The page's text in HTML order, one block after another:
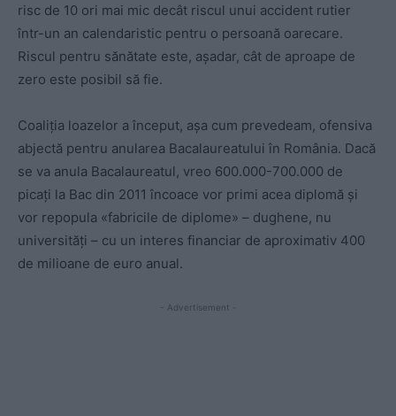
risc de 10 ori mai mic decât riscul unui accident rutier
într-un an calendaristic pentru o persoană oarecare.
Riscul pentru sănătate este, așadar, cât de aproape de
zero este posibil să fie.
Coaliția loazelor a început, așa cum prevedeam, ofensiva
abjectă pentru anularea Bacalaureatului în România. Dacă
se va anula Bacalaureatul, vreo 600.000-700.000 de
picați la Bac din 2011 încoace vor primi acea diplomă și
vor repopula «fabricile de diplome» – dughene, nu
universități – cu un interes financiar de aproximativ 400
de milioane de euro anual.
- Advertisement -